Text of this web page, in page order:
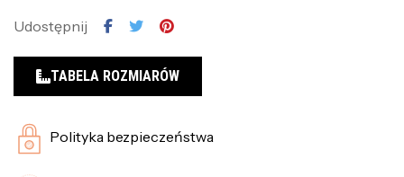
Udostępnij
TABELA ROZMIARÓW
Polityka bezpieczeństwa